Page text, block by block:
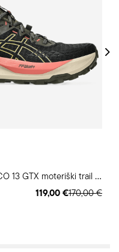
A
SICS GEL-TRABUCO 13 GTX moteriški trail batai
170,00 €
119,00 €